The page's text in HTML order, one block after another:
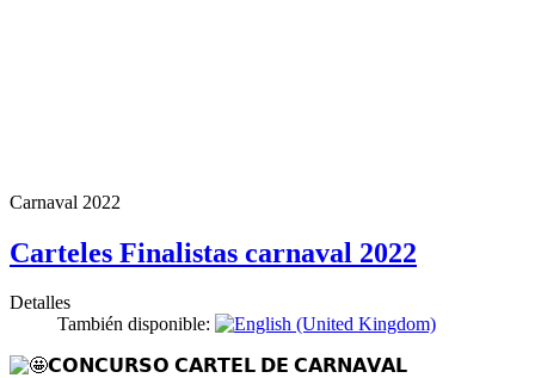
Carnaval 2022
Carteles Finalistas carnaval 2022
Detalles
También disponible:
𝗖𝗢𝗡𝗖𝗨𝗥𝗦𝗢 𝗖𝗔𝗥𝗧𝗘𝗟 𝗗𝗘 𝗖𝗔𝗥𝗡𝗔𝗩𝗔𝗟